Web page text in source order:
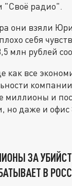
"Своё радио".
они взяли
себя
млн рублей
как все
миллионы и
но даже и офис
ЗА
В